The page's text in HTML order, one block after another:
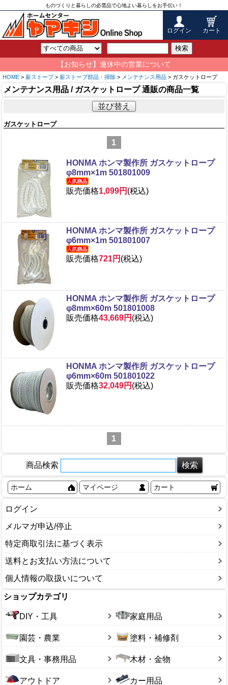
ものづくりと暮らしの必需品で心地よい暮らしをお手伝い！
ログイン カート
検索
【お知らせ】連休中の営業について
HOME > 薪ストーブ > 薪ストーブ部品・掃除 > メンテナンス用品 > ガスケットロープ
メンテナンス用品 / ガスケットロープ 通販の商品一覧
並び替え
ガスケットロープ
1
HONMA ホンマ製作所 ガスケットロープ
φ8mm×1m 501801009
販売価格1,099円 (税込)
HONMA ホンマ製作所 ガスケットロープ
φ6mm×1m 501801007
販売価格721円 (税込)
HONMA ホンマ製作所 ガスケットロープ
φ8mm×60m 501801008
販売価格43,669円 (税込)
HONMA ホンマ製作所 ガスケットロープ
φ6mm×60m 501801022
販売価格32,049円 (税込)
1
商品検索
ホーム マイページ カート
ログイン
メルマガ申込/停止
特定商取引法に基づく表示
送料とお支払い方法について
個人情報の取扱いについて
ショップカテゴリ
DIY・工具 家庭用品
園芸・農業 塗料・補修剤
文具・事務用品 木材・金物
アウトドア カー用品